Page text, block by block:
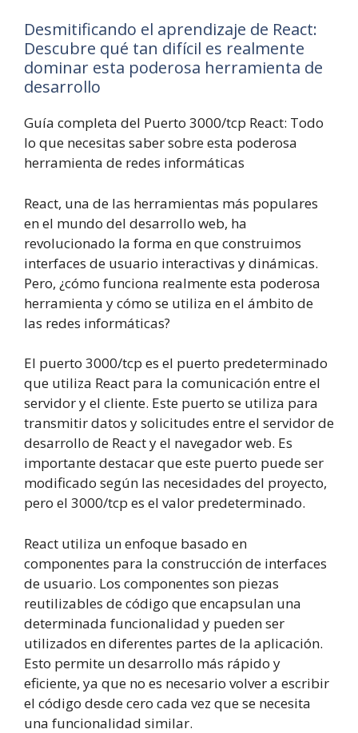
Desmitificando el aprendizaje de React:
Descubre qué tan difícil es realmente
dominar esta poderosa herramienta de
desarrollo
Guía completa del Puerto 3000/tcp React: Todo
lo que necesitas saber sobre esta poderosa
herramienta de redes informáticas
React, una de las herramientas más populares
en el mundo del desarrollo web, ha
revolucionado la forma en que construimos
interfaces de usuario interactivas y dinámicas.
Pero, ¿cómo funciona realmente esta poderosa
herramienta y cómo se utiliza en el ámbito de
las redes informáticas?
El puerto 3000/tcp es el puerto predeterminado
que utiliza React para la comunicación entre el
servidor y el cliente. Este puerto se utiliza para
transmitir datos y solicitudes entre el servidor de
desarrollo de React y el navegador web. Es
importante destacar que este puerto puede ser
modificado según las necesidades del proyecto,
pero el 3000/tcp es el valor predeterminado.
React utiliza un enfoque basado en
componentes para la construcción de interfaces
de usuario. Los componentes son piezas
reutilizables de código que encapsulan una
determinada funcionalidad y pueden ser
utilizados en diferentes partes de la aplicación.
Esto permite un desarrollo más rápido y
eficiente, ya que no es necesario volver a escribir
el código desde cero cada vez que se necesita
una funcionalidad similar.